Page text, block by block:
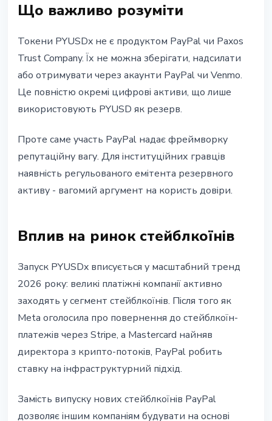
Що важливо розуміти
Токени PYUSDx не є продуктом PayPal чи Paxos
Trust Company. Їх не можна зберігати, надсилати
або отримувати через акаунти PayPal чи Venmo.
Це повністю окремі цифрові активи, що лише
використовують PYUSD як резерв.
Проте саме участь PayPal надає фреймворку
репутаційну вагу. Для інституційних гравців
наявність регульованого емітента резервного
активу - вагомий аргумент на користь довіри.
Вплив на ринок стейблкоїнів
Запуск PYUSDx вписується у масштабний тренд
2026 року: великі платіжні компанії активно
заходять у сегмент стейблкоїнів. Після того як
Meta оголосила про повернення до стейблкоїн-
платежів через Stripe, а Mastercard найняв
директора з крипто-потоків, PayPal робить
ставку на інфраструктурний підхід.
Замість випуску нових стейблкоїнів PayPal
дозволяє іншим компаніям будувати на основі